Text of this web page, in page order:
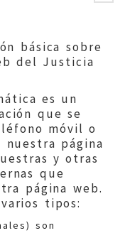
básica sobre
del Justicia
es un
que se
móvil o
página
y otras
que
página web.
tipos:
son